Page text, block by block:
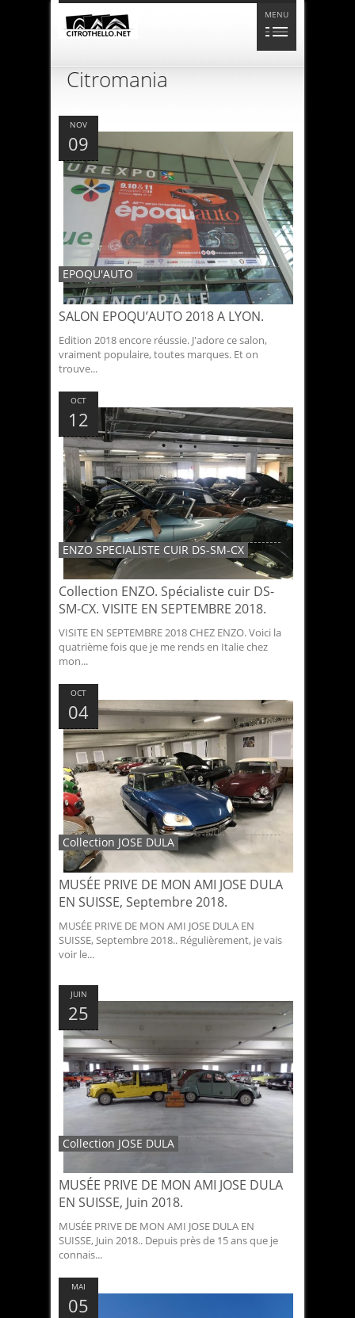
MENU
Citromania
SALON EPOQU’AUTO 2018 A LYON.
Edition 2018 encore réussie. J'adore ce salon,
vraiment populaire, toutes marques. Et on
trouve...
EPOQU'AUTO
NOV
09
Collection ENZO. Spécialiste cuir DS-
SM-CX. VISITE EN SEPTEMBRE 2018.
VISITE EN SEPTEMBRE 2018 CHEZ ENZO. Voici la
quatrième fois que je me rends en Italie chez
mon...
ENZO SPECIALISTE CUIR DS-SM-CX
OCT
12
MUSÉE PRIVE DE MON AMI JOSE DULA
EN SUISSE, Septembre 2018.
MUSÉE PRIVE DE MON AMI JOSE DULA EN
SUISSE, Septembre 2018.. Régulièrement, je vais
voir le...
Collection JOSE DULA
OCT
04
MUSÉE PRIVE DE MON AMI JOSE DULA
EN SUISSE, Juin 2018.
MUSÉE PRIVE DE MON AMI JOSE DULA EN
SUISSE, Juin 2018.. Depuis près de 15 ans que je
connais...
Collection JOSE DULA
JUIN
25
MAI
05